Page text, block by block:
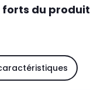
forts du produit